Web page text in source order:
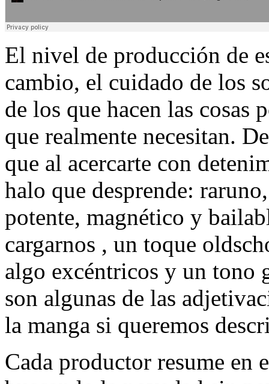
El nivel de producción de
cambio, el cuidado de los
de los que hacen las cosas
que realmente necesitan.
que al acercarte con
halo que desprende:
potente, magnético y
cargarnos , un toque
algo excéntricos y un tono
son algunas de las
la manga si queremos
Cada productor resume en